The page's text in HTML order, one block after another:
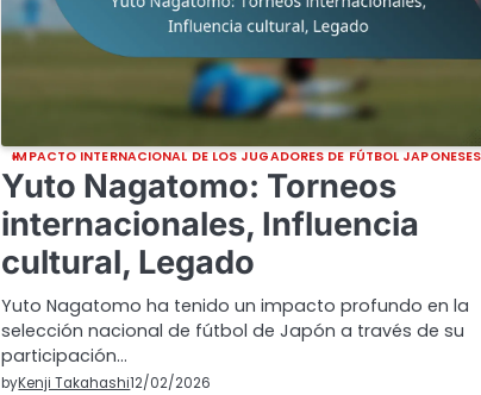
IMPACTO INTERNACIONAL DE LOS JUGADORES DE FÚTBOL JAPONESES
Yuto Nagatomo: Torneos
internacionales, Influencia
cultural, Legado
Yuto Nagatomo ha tenido un impacto profundo en la
selección nacional de fútbol de Japón a través de su
participación…
byKenji Takahashi12/02/2026